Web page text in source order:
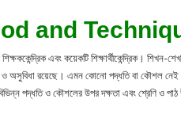
and
এবং কয়েকটি শিক্ষার্থীকেন্দ্রিক। শিখন-
অসুবিধা রয়েছে। এমন কোনো পদ্ধতি বা কৌশল নেই
পদ্ধতি ও কৌশলের উপর দক্ষতা এবং শ্রেণি ও